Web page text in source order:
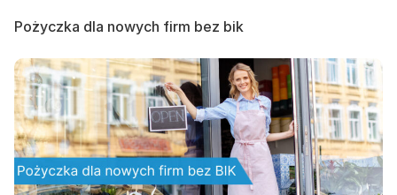
Pożyczka dla nowych firm bez bik